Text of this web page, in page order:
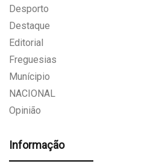
Desporto
Destaque
Editorial
Freguesias
Munícipio
NACIONAL
Opinião
Informação